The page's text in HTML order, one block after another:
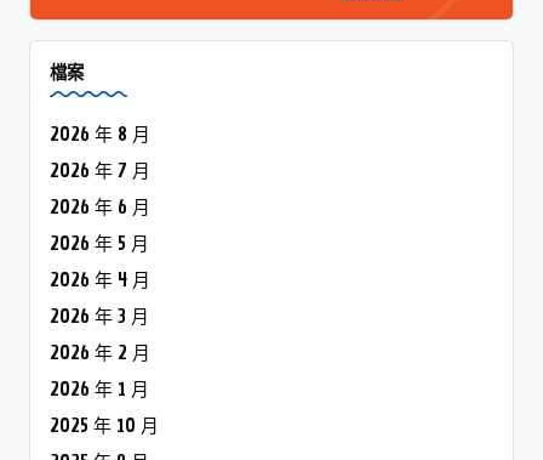
檔案
2026 年 8 月
2026 年 7 月
2026 年 6 月
2026 年 5 月
2026 年 4 月
2026 年 3 月
2026 年 2 月
2026 年 1 月
2025 年 10 月